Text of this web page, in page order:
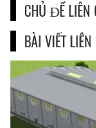
CHỦ ĐỀ LIÊN
BÀI VIẾT